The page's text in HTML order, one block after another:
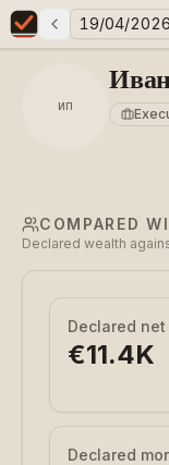
Elections in
Previous
19/04/2026
ИП
COMPARED
Declared wealth
Declared
€11.4K
Declared